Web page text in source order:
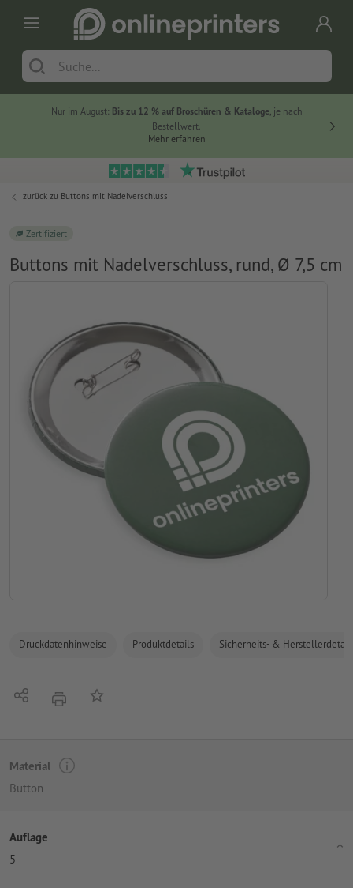
Nur im August: Bis zu 12 % auf Broschüren & Kataloge, je nach
Bestellwert.
Mehr erfahren
zurück zu Buttons mit Nadelverschluss
Zertifiziert
Buttons mit Nadelverschluss, rund, Ø 7,5 cm
Druckdatenhinweise Produktdetails Sicherheits- &
Teilen DruckenAuf die Merkliste
Material
Button
Auflage
5